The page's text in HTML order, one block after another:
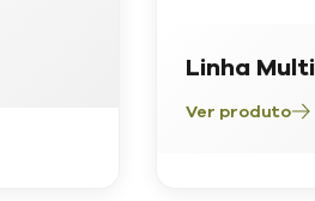
Linha Multi
Ver produto